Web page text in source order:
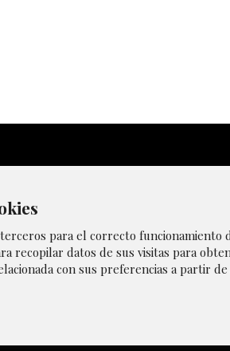
para el correcto funcionamiento
recopilar datos de sus visitas para
con sus preferencias a partir de